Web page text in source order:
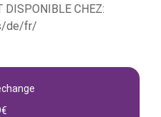
DISPONIBLE CHEZ:
de/fr/